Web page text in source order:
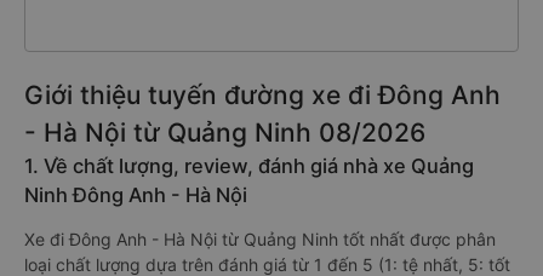
Giới thiệu tuyến đường xe đi Đông Anh
- Hà Nội từ Quảng Ninh 08/2026
1. Về chất lượng, review, đánh giá nhà xe Quảng
Ninh Đông Anh - Hà Nội
Xe đi Đông Anh - Hà Nội từ Quảng Ninh tốt nhất được phân
loại chất lượng dựa trên đánh giá từ 1 đến 5 (1: tệ nhất, 5: tốt